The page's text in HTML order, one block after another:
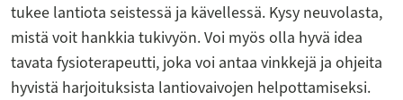
tukee lantiota seistessä ja kävellessä. Kysy neuvolasta,
mistä voit hankkia tukivyön. Voi myös olla hyvä idea
tavata fysioterapeutti, joka voi antaa vinkkejä ja ohjeita
hyvistä harjoituksista lantiovaivojen helpottamiseksi.